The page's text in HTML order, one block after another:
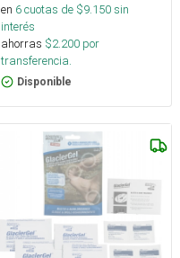
en 6cuotas de $9.150sin
interés
ahorras $2.200 por
transferencia.
Disponible